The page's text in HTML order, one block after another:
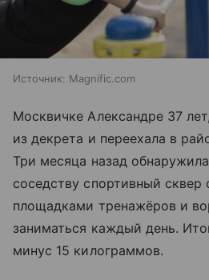
Источник: Magnific.com
Москвичке Александре 37
из декрета и переехала в
Три месяца назад
соседству спортивный сквер
площадками тренажёров и
заниматься каждый день.
минус 15 килограммов.